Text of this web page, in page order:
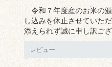
令和７年度産のお米の
し込みを休止させていた
添えられず誠に申し訳ござ
レビュー